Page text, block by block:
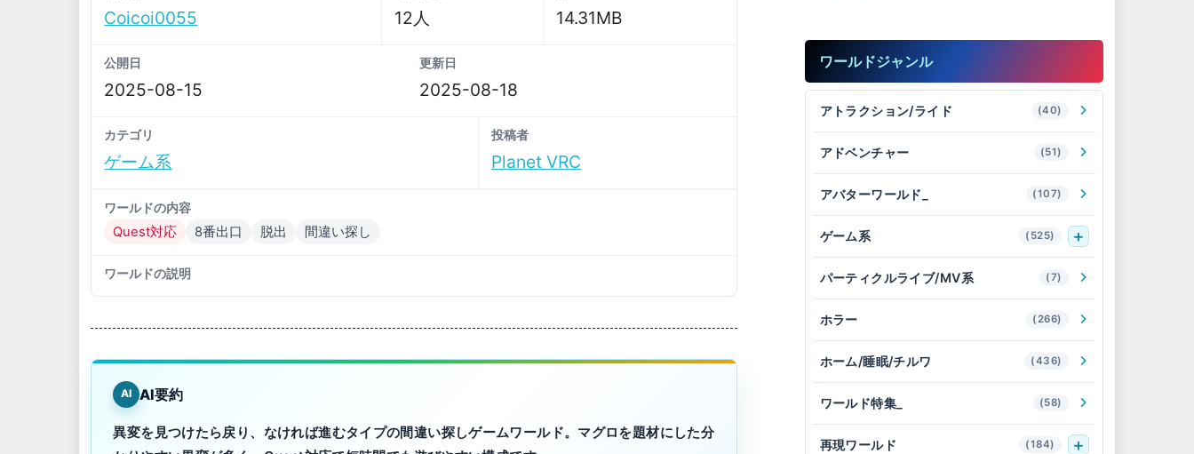
Coicoi0055 12人 14.31MB
公開日
2025-08-15
更新日
2025-08-18
カテゴリ
ゲーム系
投稿者
Planet VRC
ワールドの内容
Quest対応 8番出口 脱出 間違い探し
ワールドの説明
AI AI要約
異変を見つけたら戻り、なければ進むタイプの間違い探しゲームワールド。マグロを題材にした分
ワールドジャンル
アトラクション/ライド (40)
アドベンチャー (51)
アバターワールド_ (107)
ゲーム系 (525)
パーティクルライブ/MV系 (7)
ホラー (266)
ホーム/睡眠/チルワ (436)
ワールド特集_ (58)
再現ワールド (184)